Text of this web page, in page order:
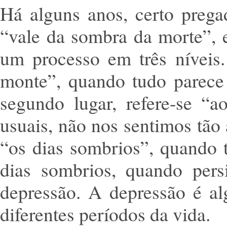
Há alguns anos, certo
“vale da sombra da
um processo em três
monte”, quando tudo
segundo lugar, refere-se
usuais, não nos sentimos
“os dias sombrios”,
dias sombrios, quando
depressão. A depressão é
diferentes períodos da vida.